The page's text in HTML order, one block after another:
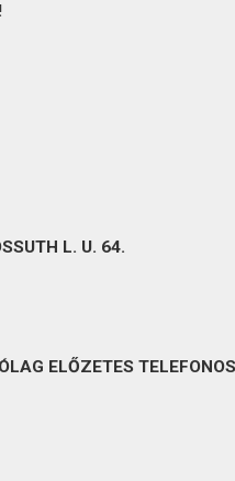
L. U. 64.
ELŐZETES